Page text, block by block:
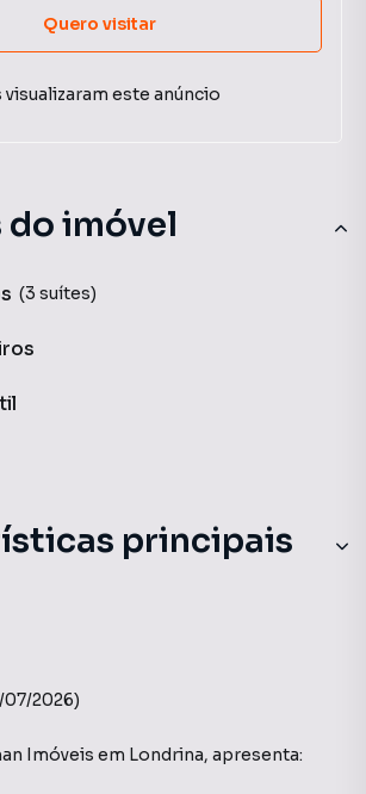
do imóvel
(3 suítes)
principais
07/2026)
Imóveis em Londrina, apresenta:
Quero visitar
visualizaram este anúncio